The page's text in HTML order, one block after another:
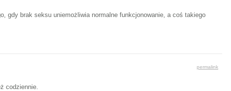
gdy brak seksu uniemożliwia normalne funkcjonowanie, a coś takiego
permalink
codziennie.